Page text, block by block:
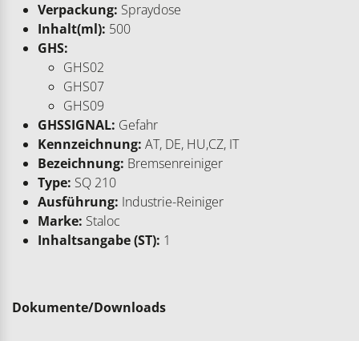
Verpackung: Spraydose
Inhalt(ml): 500
GHS:
GHS02
GHS07
GHS09
GHSSIGNAL: Gefahr
Kennzeichnung: AT, DE, HU,CZ, IT
Bezeichnung: Bremsenreiniger
Type: SQ 210
Ausführung: Industrie-Reiniger
Marke: Staloc
Inhaltsangabe (ST): 1
Dokumente/Downloads